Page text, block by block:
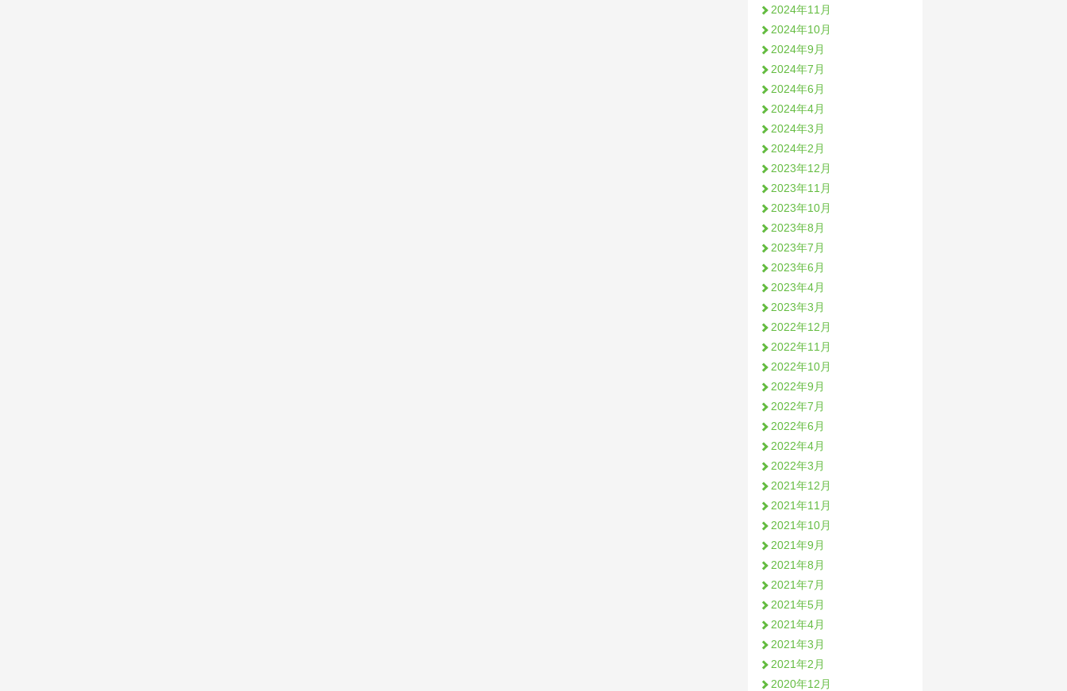
2024年11月
2024年10月
2024年9月
2024年7月
2024年6月
2024年4月
2024年3月
2024年2月
2023年12月
2023年11月
2023年10月
2023年8月
2023年7月
2023年6月
2023年4月
2023年3月
2022年12月
2022年11月
2022年10月
2022年9月
2022年7月
2022年6月
2022年4月
2022年3月
2021年12月
2021年11月
2021年10月
2021年9月
2021年8月
2021年7月
2021年5月
2021年4月
2021年3月
2021年2月
2020年12月